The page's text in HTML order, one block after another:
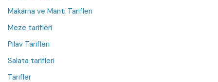
Makarna ve Mantı Tarifleri
Meze tarifleri
Pilav Tarifleri
Salata tarifleri
Tarifler